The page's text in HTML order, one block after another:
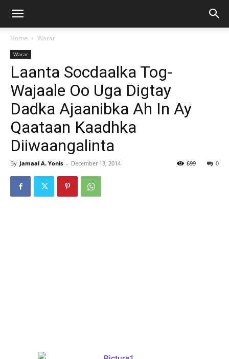
Home Warar
Warar
Laanta Socdaalka Tog-
Wajaale Oo Uga Digtay
Dadka Ajaanibka Ah In Ay
Qaataan Kaadhka
Diiwaangalinta
By Jamaal A. Yonis - December 13, 2014 0
699